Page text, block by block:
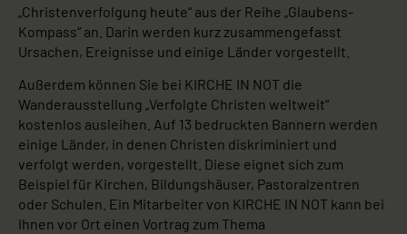
„Christenverfolgung heute“ aus der Reihe „Glaubens-
Kompass“ an. Darin werden kurz zusammengefasst
Ursachen, Ereignisse und einige Länder vorgestellt.
Außerdem können Sie bei KIRCHE IN NOT die
Wanderausstellung „Verfolgte Christen weltweit“
kostenlos ausleihen. Auf 13 bedruckten Bannern werden
einige Länder, in denen Christen diskriminiert und
verfolgt werden, vorgestellt. Diese eignet sich zum
Beispiel für Kirchen, Bildungshäuser, Pastoralzentren
oder Schulen. Ein Mitarbeiter von KIRCHE IN NOT kann bei
Ihnen vor Ort einen Vortrag zum Thema